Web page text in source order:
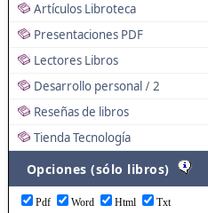
Artículos Libroteca
Presentaciones PDF
Lectores Libros
Desarrollo personal / 2
Reseñas de libros
Tienda Tecnología
Opciones (sólo libros)
Pdf Word Html Txt